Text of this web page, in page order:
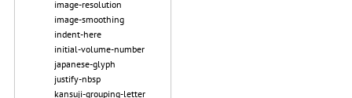
image-resolution
image-smoothing
indent-here
initial-volume-number
japanese-glyph
justify-nbsp
kansuji-grouping-letter